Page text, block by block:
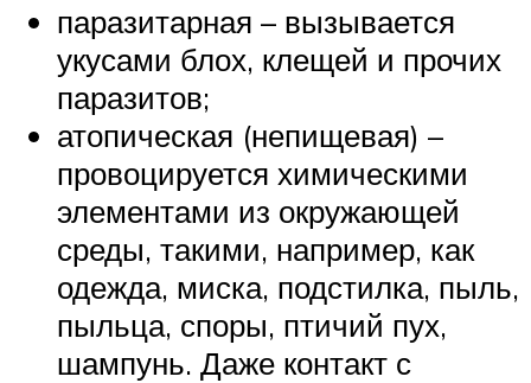
паразитарная – вызывается
укусами блох, клещей и прочих
паразитов;
атопическая (непищевая) –
провоцируется химическими
элементами из окружающей
среды, такими, например, как
одежда, миска, подстилка, пыль,
пыльца, споры, птичий пух,
шампунь. Даже контакт с